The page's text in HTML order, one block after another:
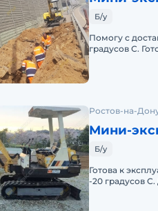
Б/у
Помогу с
градусов С.
Ростов-на-
Мини-
Б/у
Готова к
-20 градусов